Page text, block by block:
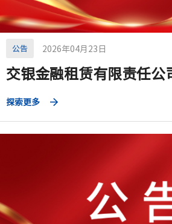
公告 2026年04月23日
探索更多